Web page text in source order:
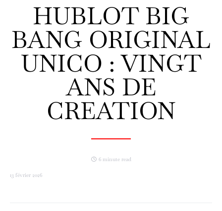
HUBLOT BIG
BANG ORIGINAL
UNICO : VINGT
ANS DE
CREATION
6 minute read
13 février 2026